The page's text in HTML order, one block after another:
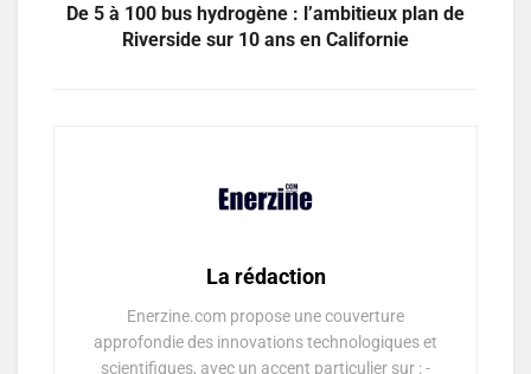
De 5 à 100 bus hydrogène : l’ambitieux plan de
Riverside sur 10 ans en Californie
La rédaction
Enerzine.com propose une couverture
approfondie des innovations technologiques et
scientifiques, avec un accent particulier sur : -